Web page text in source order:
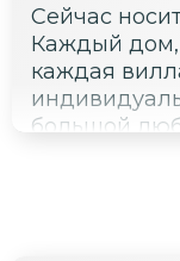
Сейчас
Каждый
каждая
большой
множество
украшений,